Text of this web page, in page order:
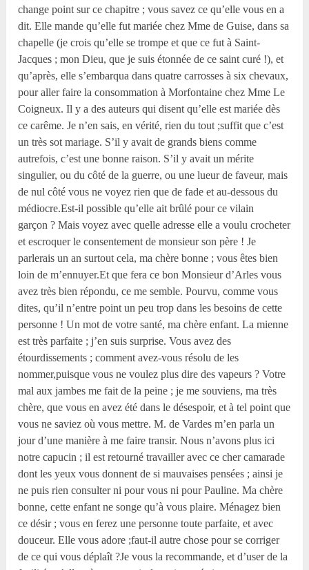
change point sur ce chapitre ; vous savez ce qu’elle vous en a
dit. Elle mande qu’elle fut mariée chez Mme de Guise, dans sa
chapelle (je crois qu’elle se trompe et que ce fut à Saint-
Jacques ; mon Dieu, que je suis étonnée de ce saint curé !), et
qu’après, elle s’embarqua dans quatre carrosses à six chevaux,
pour aller faire la consommation à Morfontaine chez Mme Le
Coigneux. Il y a des auteurs qui disent qu’elle est mariée dès
ce carême. Je n’en sais, en vérité, rien du tout ;suffit que c’est
un très sot mariage. S’il y avait de grands biens comme
autrefois, c’est une bonne raison. S’il y avait un mérite
singulier, ou du côté de la guerre, ou une lueur de faveur, mais
de nul côté vous ne voyez rien que de fade et au-dessous du
médiocre.Est-il possible qu’elle ait brûlé pour ce vilain
garçon ? Mais voyez avec quelle adresse elle a voulu crocheter
et escroquer le consentement de monsieur son père ! Je
parlerais un an surtout cela, ma chère bonne ; vous êtes bien
loin de m’ennuyer.Et que fera ce bon Monsieur d’Arles vous
avez très bien répondu, ce me semble. Pourvu, comme vous
dites, qu’il n’entre point un peu trop dans les besoins de cette
personne ! Un mot de votre santé, ma chère enfant. La mienne
est très parfaite ; j’en suis surprise. Vous avez des
étourdissements ; comment avez-vous résolu de les
nommer,puisque vous ne voulez plus dire des vapeurs ? Votre
mal aux jambes me fait de la peine ; je me souviens, ma très
chère, que vous en avez été dans le désespoir, et à tel point que
vous ne saviez où vous mettre. M. de Vardes m’en parla un
jour d’une manière à me faire transir. Nous n’avons plus ici
notre capucin ; il est retourné travailler avec ce cher camarade
dont les yeux vous donnent de si mauvaises pensées ; ainsi je
ne puis rien consulter ni pour vous ni pour Pauline. Ma chère
bonne, cette enfant ne songe qu’à vous plaire. Ménagez bien
ce désir ; vous en ferez une personne toute parfaite, et avec
douceur. Elle vous adore ;faut-il autre chose pour se corriger
de ce qui vous déplaît ?Je vous la recommande, et d’user de la